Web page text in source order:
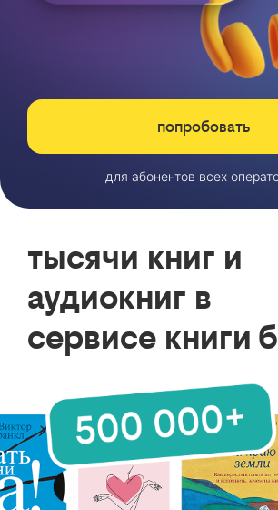
попробовать
для абонентов всех
тысячи книг и
аудиокниг в
сервисе книги